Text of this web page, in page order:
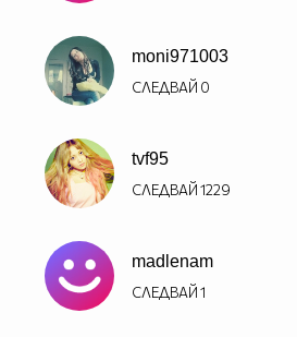
moni971003
СЛЕДВАЙ 0
tvf95
СЛЕДВАЙ1229
madlenam
СЛЕДВАЙ1